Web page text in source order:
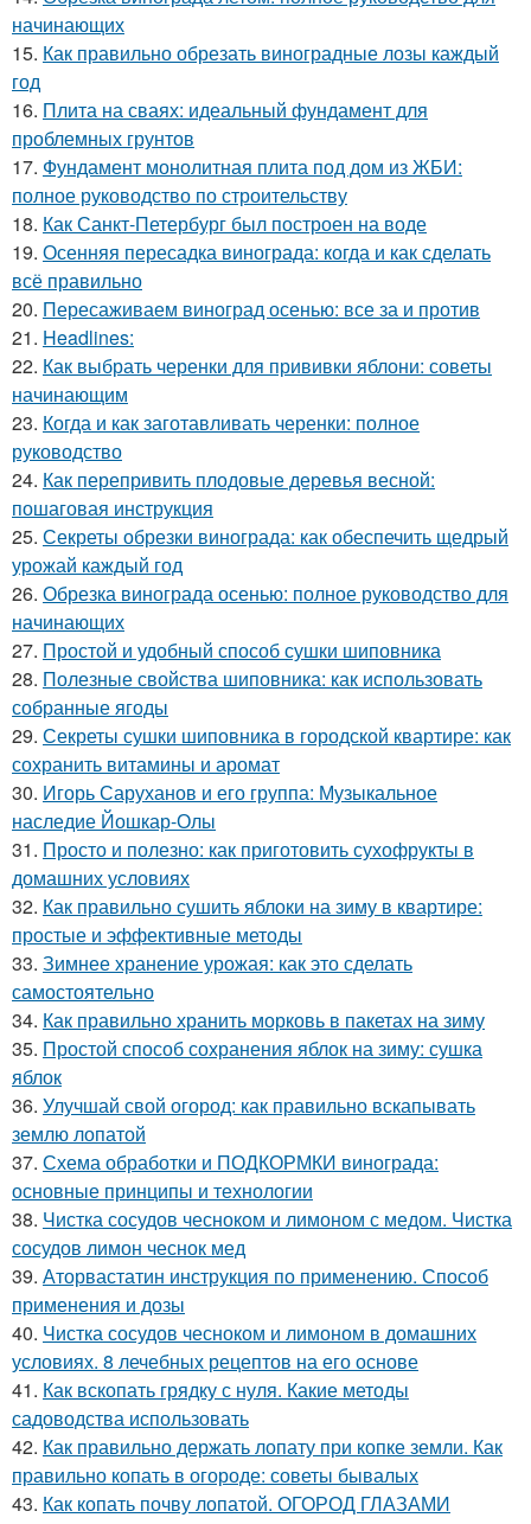
начинающих
15. Как правильно обрезать виноградные лозы каждый
год
16. Плита на сваях: идеальный фундамент для
проблемных грунтов
17. Фундамент монолитная плита под дом из ЖБИ:
полное руководство по строительству
18. Как Санкт-Петербург был построен на воде
19. Осенняя пересадка винограда: когда и как сделать
всё правильно
20. Пересаживаем виноград осенью: все за и против
21. Headlines:
22. Как выбрать черенки для прививки яблони: советы
начинающим
23. Когда и как заготавливать черенки: полное
руководство
24. Как перепривить плодовые деревья весной:
пошаговая инструкция
25. Секреты обрезки винограда: как обеспечить щедрый
урожай каждый год
26. Обрезка винограда осенью: полное руководство для
начинающих
27. Простой и удобный способ сушки шиповника
28. Полезные свойства шиповника: как использовать
собранные ягоды
29. Секреты сушки шиповника в городской квартире: как
сохранить витамины и аромат
30. Игорь Саруханов и его группа: Музыкальное
наследие Йошкар-Олы
31. Просто и полезно: как приготовить сухофрукты в
домашних условиях
32. Как правильно сушить яблоки на зиму в квартире:
простые и эффективные методы
33. Зимнее хранение урожая: как это сделать
самостоятельно
34. Как правильно хранить морковь в пакетах на зиму
35. Простой способ сохранения яблок на зиму: сушка
яблок
36. Улучшай свой огород: как правильно вскапывать
землю лопатой
37. Схема обработки и ПОДКОРМКИ винограда:
основные принципы и технологии
38. Чистка сосудов чесноком и лимоном с медом. Чистка
сосудов лимон чеснок мед
39. Аторвастатин инструкция по применению. Способ
применения и дозы
40. Чистка сосудов чесноком и лимоном в домашних
условиях. 8 лечебных рецептов на его основе
41. Как вскопать грядку с нуля. Какие методы
садоводства использовать
42. Как правильно держать лопату при копке земли. Как
правильно копать в огороде: советы бывалых
43. Как копать почву лопатой. ОГОРОД ГЛАЗАМИ